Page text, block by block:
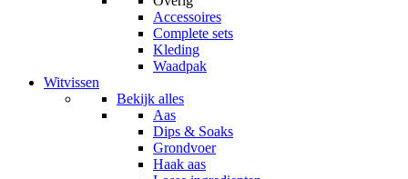
Accessoires
Complete sets
Kleding
Waadpak
Witvissen
Bekijk alles
Aas
Dips & Soaks
Grondvoer
Haak aas